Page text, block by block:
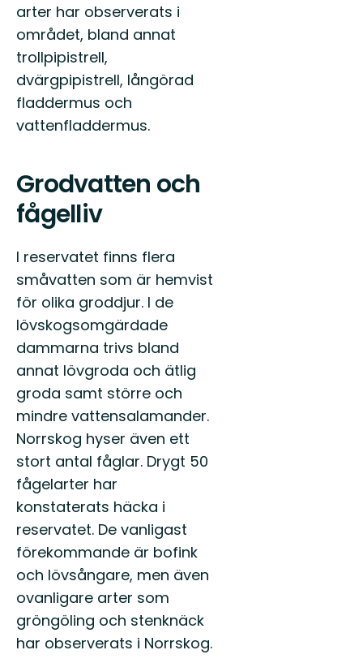
arter har observerats i
området, bland annat
trollpipistrell,
dvärgpipistrell, långörad
fladdermus och
vattenfladdermus.
Grodvatten och
fågelliv
I reservatet finns flera
småvatten som är hemvist
för olika groddjur. I de
lövskogsomgärdade
dammarna trivs bland
annat lövgroda och ätlig
groda samt större och
mindre vattensalamander.
Norrskog hyser även ett
stort antal fåglar. Drygt 50
fågelarter har
konstaterats häcka i
reservatet. De vanligast
förekommande är bofink
och lövsångare, men även
ovanligare arter som
gröngöling och stenknäck
har observerats i Norrskog.